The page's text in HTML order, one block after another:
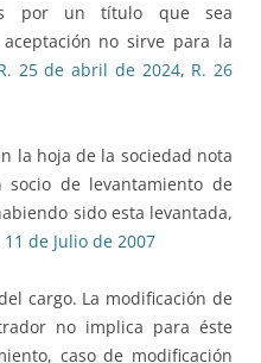
por un título que sea
no sirve para la
25 de abril de 2024, R. 26
la hoja de la sociedad nota
de levantamiento de
sido esta levantada,
11 de Julio de 2007
cargo. La modificación de
no implica para éste
caso de modificación